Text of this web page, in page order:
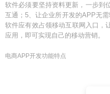
软件必须要坚持资料更新，一步到
互通；5、让企业所开发的APP无
软件应有效占领移动互联网入口，
应用，即可实现自己的移动营销。
电商APP开发功能特点